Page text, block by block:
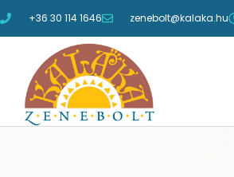
+36 30 114 1646 zenebolt@kalaka.hu